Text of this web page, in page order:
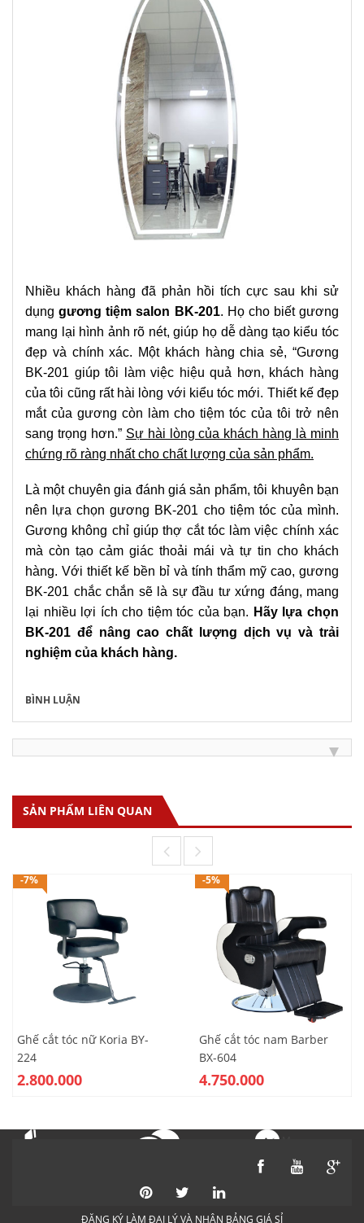
Nhiều khách hàng đã phản hồi tích cực sau khi sử
dụnggương tiệm salon BK-201. Họ cho biết gương
mang lại hình ảnh rõ nét, giúp họ dễ dàng tạo kiểu tóc
đẹp và chính xác. Một khách hàng chia sẻ, “Gương
BK-201 giúp tôi làm việc hiệu quả hơn, khách hàng
của tôi cũng rất hài lòng với kiểu tóc mới. Thiết kế đẹp
mắt của gương còn làm cho tiệm tóc của tôi trở nên
sang trọng hơn.” Sự hài lòng của khách hàng là minh
chứng rõ ràng nhất cho chất lượng của sản phẩm.
Là một chuyên gia đánh giá sản phẩm, tôi khuyên bạn
nên lựa chọn gương BK-201 cho tiệm tóc của mình.
Gương không chỉ giúp thợ cắt tóc làm việc chính xác
mà còn tạo cảm giác thoải mái và tự tin cho khách
hàng. Với thiết kế bền bỉ và tính thẩm mỹ cao, gương
BK-201 chắc chắn sẽ là sự đầu tư xứng đáng, mang
lại nhiều lợi ích cho tiệm tóc của bạn. Hãy lựa chọn
BK-201 để nâng cao chất lượng dịch vụ và trải
nghiệm của khách hàng.
BÌNH LUẬN
SẢN PHẨM LIÊN QUAN
-7%
Ghế cắt tóc nữ Koria BY-
224
2.800.000
-5%
Ghế cắt tóc nam Barber
BX-604
4.750.000
Messenger
ĐĂNG KÝ LÀM ĐẠI LÝ VÀ NHẬN BẢNG GIÁ SỈ